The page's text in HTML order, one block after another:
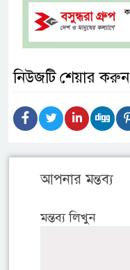
নিউজটি শেয়ার করুন
আপনার মন্তব্য
মন্তব্য লিখুন